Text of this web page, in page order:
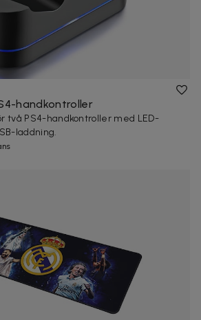
handkontroller
två PS4-handkontroller med LED-
laddning.